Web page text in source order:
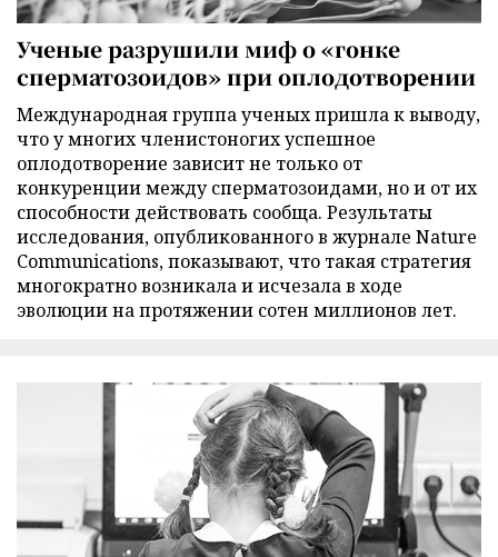
Ученые разрушили миф о «гонке
сперматозоидов» при оплодотворении
Международная группа ученых пришла к выводу,
что у многих членистоногих успешное
оплодотворение зависит не только от
конкуренции между сперматозоидами, но и от их
способности действовать сообща. Результаты
исследования, опубликованного в журнале Nature
Communications, показывают, что такая стратегия
многократно возникала и исчезала в ходе
эволюции на протяжении сотен миллионов лет.